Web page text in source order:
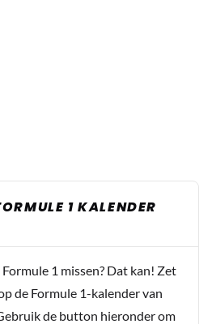
1 KALENDER
1 missen? Dat kan! Zet
de Formule 1-kalender van
de button hieronder om